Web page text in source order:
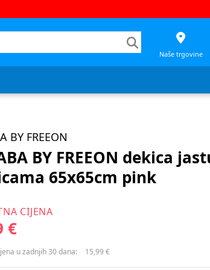
Naše trgovine
BY FREEON
BY FREEON dekica
65x65cm pink
CIJENA
€
u zadnjih 30 dana: 15,99 €